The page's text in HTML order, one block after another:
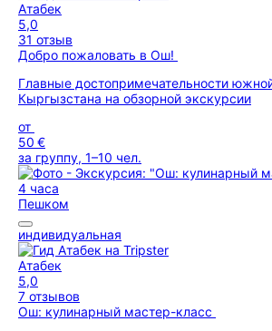
Атабек
5,0
31 отзыв
Добро пожаловать в Ош!
Главные достопримечательности
Кыргызстана на обзорной экскурсии
от
50 €
за группу, 1–10 чел.
4 часа
Пешком
индивидуальная
Атабек
5,0
7 отзывов
Ош: кулинарный мастер-класс